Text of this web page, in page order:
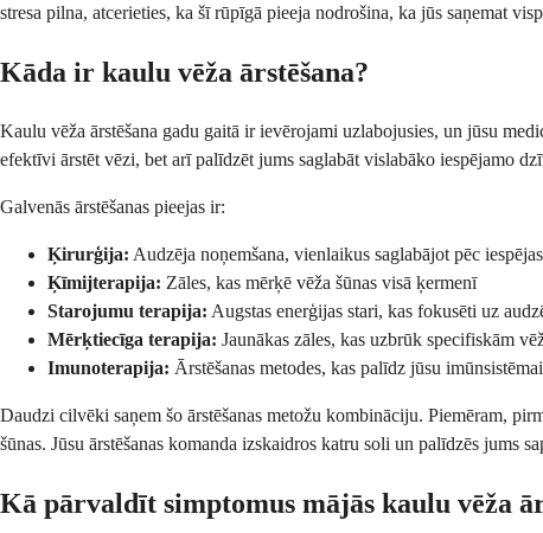
stresa pilna, atcerieties, ka šī rūpīgā pieeja nodrošina, ka jūs saņemat
Kāda ir kaulu vēža ārstēšana?
Kaulu vēža ārstēšana gadu gaitā ir ievērojami uzlabojusies, un jūsu
efektīvi ārstēt vēzi, bet arī palīdzēt jums saglabāt vislabāko iespējamo
Galvenās ārstēšanas pieejas ir:
Ķirurģija: Audzēja noņemšana, vienlaikus saglabājot pēc
Ķīmijterapija: Zāles, kas mērķē vēža šūnas visā ķermenī
Starojumu terapija: Augstas enerģijas stari, kas fokusēti uz
Mērķtiecīga terapija: Jaunākas zāles, kas uzbrūk specifiskām
Imunoterapija: Ārstēšanas metodes, kas palīdz jūsu
Daudzi cilvēki saņem šo ārstēšanas metožu kombināciju. Piemēram,
šūnas. Jūsu ārstēšanas komanda izskaidros katru soli un palīdzēs jums
Kā pārvaldīt simptomus mājās kaulu vēža